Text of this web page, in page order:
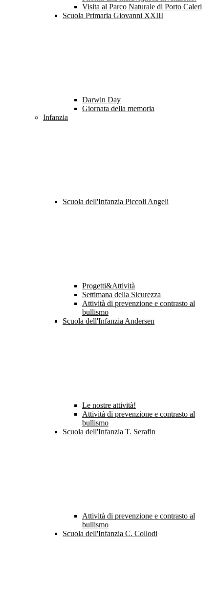
Visita al Parco Naturale di Porto Caleri
Scuola Primaria Giovanni XXIII
Darwin Day
Giornata della memoria
Infanzia
Scuola dell'Infanzia Piccoli Angeli
Progetti&Attività
Settimana della Sicurezza
Attività di prevenzione e contrasto al
bullismo
Scuola dell'Infanzia Andersen
Le nostre attività!
Attività di prevenzione e contrasto al
bullismo
Scuola dell'Infanzia T. Serafin
Attività di prevenzione e contrasto al
bullismo
Scuola dell'Infanzia C. Collodi